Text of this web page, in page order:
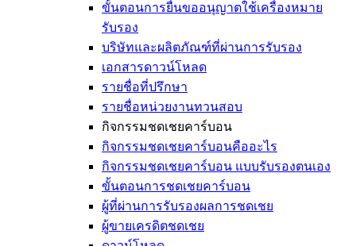
ขั้นตอนการยื่นขออนุญาตใช้เครื่องหมาย
รับรอง
บริษัทและผลิตภัณฑ์ที่ผ่านการรับรอง
เอกสารดาวน์โหลด
รายชื่อที่ปรึกษา
รายชื่อหน่วยงานทวนสอบ
กิจกรรมชดเชยคาร์บอน
กิจกรรมชดเชยคาร์บอนคืออะไร
กิจกรรมชดเชยคาร์บอน แบบรับรองตนเอง
ขั้นตอนการชดเชยคาร์บอน
ผู้ที่ผ่านการรับรองผลการชดเชย
ผู้ขายเครดิตชดเชย